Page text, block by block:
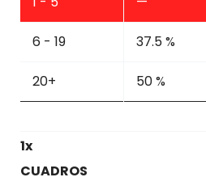
6 - 19 37.5 %
20+ 50 %
1x
CUADROS